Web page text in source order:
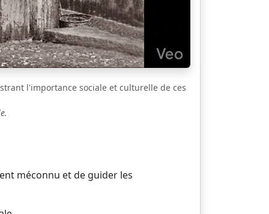
l'importance sociale et culturelle de ces
méconnu et de guider les